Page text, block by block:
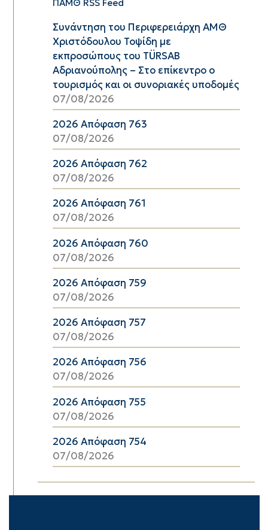
ΠΑΜΘ RSS Feed
Συνάντηση του Περιφερειάρχη ΑΜΘ
Χριστόδουλου Τοψίδη με
εκπροσώπους του TÜRSAB
Αδριανούπολης – Στο επίκεντρο ο
τουρισμός και οι συνοριακές υποδομές
07/08/2026
2026 Απόφαση 763
07/08/2026
2026 Απόφαση 762
07/08/2026
2026 Απόφαση 761
07/08/2026
2026 Απόφαση 760
07/08/2026
2026 Απόφαση 759
07/08/2026
2026 Απόφαση 757
07/08/2026
2026 Απόφαση 756
07/08/2026
2026 Απόφαση 755
07/08/2026
2026 Απόφαση 754
07/08/2026